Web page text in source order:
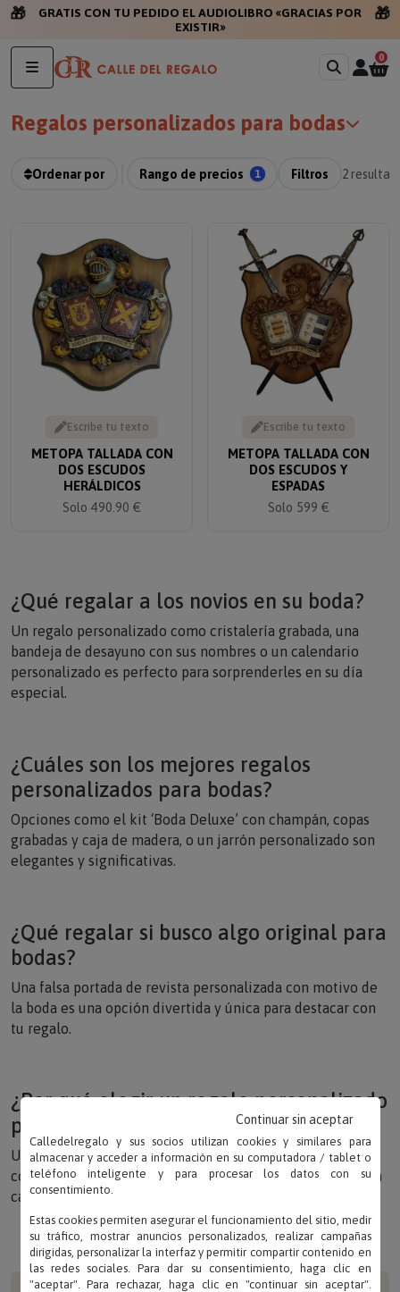
🎁
GRATIS CON TU PEDIDO EL AUDIOLIBRO «GRACIAS POR
EXISTIR»
🎁
0
Regalos personalizados para bodas
Ordenar por Rango de precios 1 Filtros 2
Escribe tu texto
METOPA TALLADA CON
DOS ESCUDOS
HERÁLDICOS
Solo 490.90 €
Escribe tu texto
METOPA TALLADA CON
DOS ESCUDOS Y
ESPADAS
Solo 599 €
¿Qué regalar a los novios en su boda?
Un regalo personalizado como cristalería grabada, una
bandeja de desayuno con sus nombres o un calendario
personalizado es perfecto para sorprenderles en su día
especial.
¿Cuáles son los mejores regalos
personalizados para bodas?
Opciones como el kit ‘Boda Deluxe’ con champán, copas
grabadas y caja de madera, o un jarrón personalizado son
elegantes y significativas.
¿Qué regalar si busco algo original para
bodas?
Una falsa portada de revista personalizada con motivo de
la boda es una opción divertida y única para destacar con
tu regalo.
¿Por qué elegir un regalo personalizado
para bodas?
Un detalle personalizado refleja el cariño y la dedicación,
convirtiéndose en un recuerdo inolvidable para los recién
casados.
Calledelregalo y sus socios utilizan cookies y similares para
almacenar y acceder a información en su computadora / tablet o
teléfono inteligente y para procesar los datos con su
consentimiento.
Estas cookies permiten asegurar el funcionamiento del sitio, medir
su tráfico, mostrar anuncios personalizados, realizar campañas
dirigidas, personalizar la interfaz y permitir compartir contenido en
las redes sociales. Para dar su consentimiento, haga clic en
"aceptar". Para rechazar, haga clic en "continuar sin aceptar".
Continuar sin aceptar